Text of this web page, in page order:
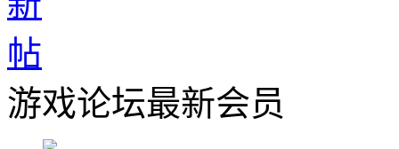
游戏论坛最新会员